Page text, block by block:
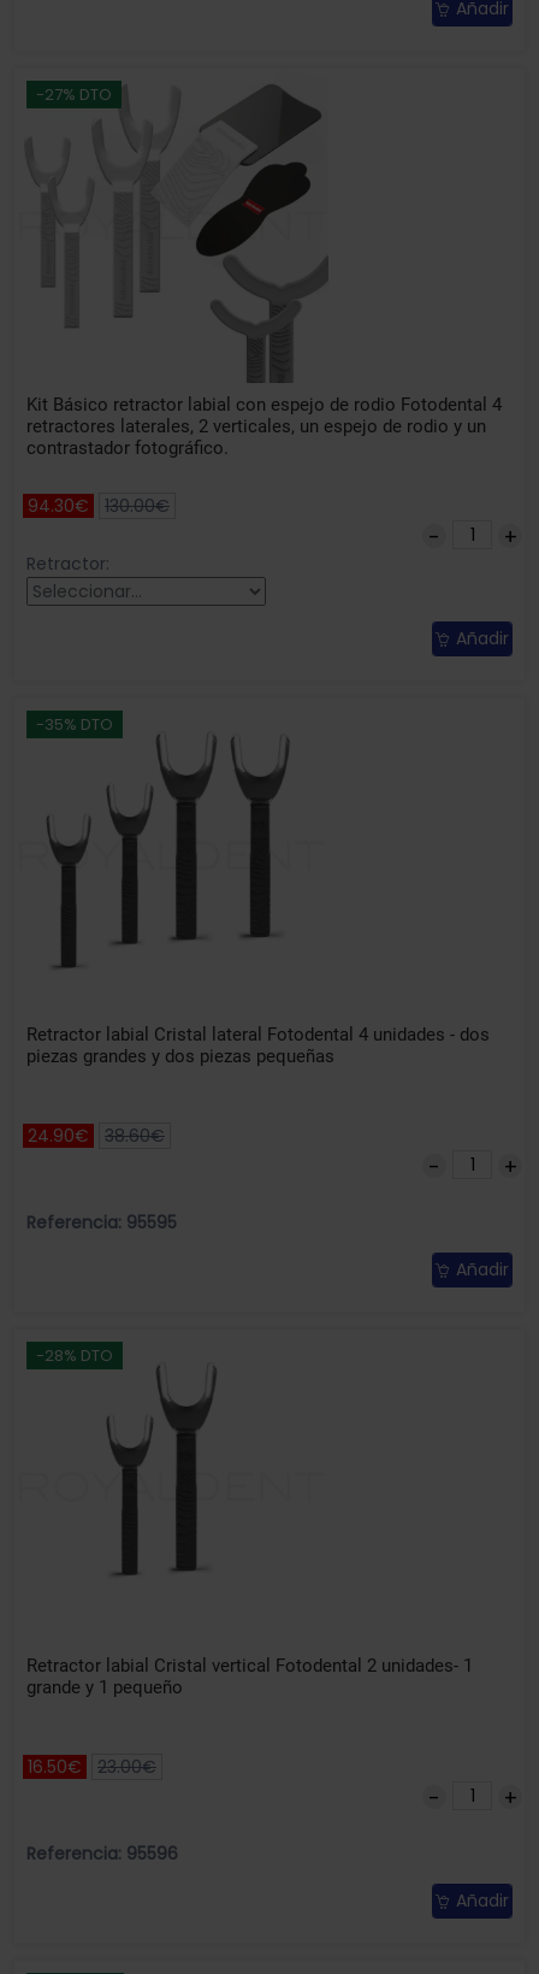
Añadir
-27% DTO
Kit Básico retractor labial con espejo de rodio Fotodental 4
retractores laterales, 2 verticales, un espejo de rodio y un
contrastador fotográfico.
94.30€ 130.00€
Retractor:
Añadir
-35% DTO
Retractor labial Cristal lateral Fotodental 4 unidades - dos
piezas grandes y dos piezas pequeñas
24.90€ 38.60€
Referencia: 95595
Añadir
-28% DTO
Retractor labial Cristal vertical Fotodental 2 unidades- 1
grande y 1 pequeño
16.50€ 23.00€
Referencia: 95596
Añadir